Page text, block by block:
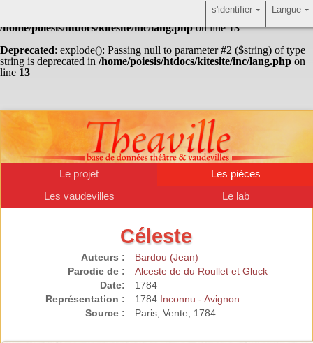
: Undefined array key "HTTP_ACCEPT_LANGUAGE" in
/home/poiesis/htdocs/kitesite/inc/lang.phpon line13
Deprecated: explode(): Passing null to parameter #2 ($string) of type
string is deprecated in /home/poiesis/htdocs/kitesite/inc/lang.php on
line 13
Le projet
Les pièces
Les vaudevilles
Le lab
Céleste
Auteurs :
Bardou (Jean)
Parodie de :
Alceste de du Roullet et Gluck
Date:
1784
Représentation :
1784 Inconnu - Avignon
Source :
Paris, Vente, 1784
Langue
s'identifier